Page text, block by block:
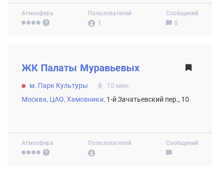
Атмосфера
Пользователей
1
Сообщений
0
Атмосфера Пользователей Сообщений
ЖК Палаты Муравьевых
м. Парк Культуры
10 мин.
Москва, ЦАО, Хамовники, 1-й Зачатьевский пер., 10